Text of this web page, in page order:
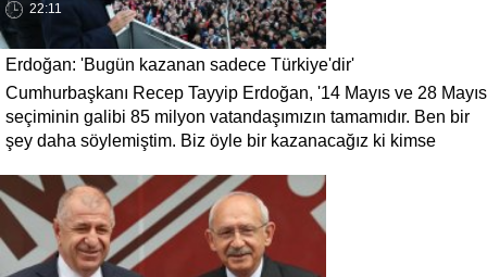
22:11
Erdoğan: 'Bugün kazanan sadece Türkiye'dir'
Cumhurbaşkanı Recep Tayyip Erdoğan, '14 Mayıs ve 28 Mayıs
seçiminin galibi 85 milyon vatandaşımızın tamamıdır. Ben bir
şey daha söylemiştim. Biz öyle bir kazanacağız ki kimse
dedi.